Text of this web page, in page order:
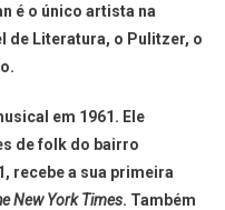
é o único artista na
de Literatura, o Pulitzer, o
em 1961. Ele
de folk do bairro
recebe a sua primeira
New York Times. Também